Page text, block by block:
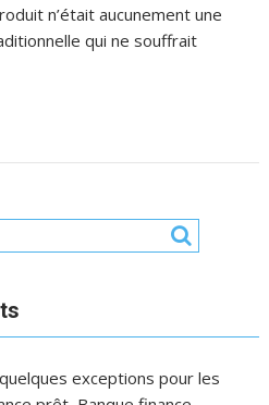
n’était aucunement une
qui ne souffrait
exceptions pour les